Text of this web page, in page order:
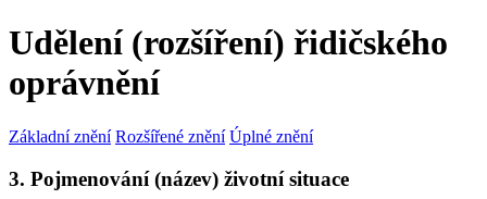
Udělení (rozšíření) řidičského
oprávnění
Základní znění Rozšířené znění Úplné znění
3. Pojmenování (název) životní situace